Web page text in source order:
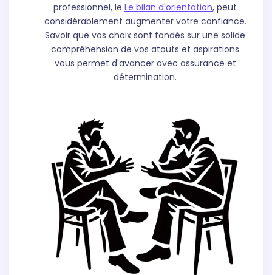
professionnel, le Le bilan d'orientation, peut
considérablement augmenter votre confiance.
Savoir que vos choix sont fondés sur une solide
compréhension de vos atouts et aspirations
vous permet d'avancer avec assurance et
détermination.